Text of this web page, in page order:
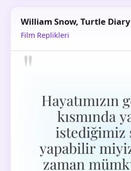
William Snow, Turtle Diary
Film Replikleri